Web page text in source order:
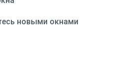
новыми окнами